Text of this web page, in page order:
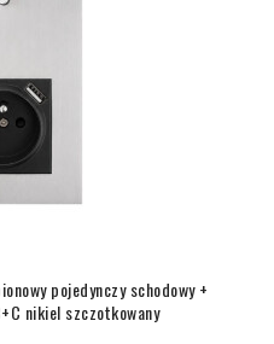
pojedynczy schodowy +
nikiel szczotkowany